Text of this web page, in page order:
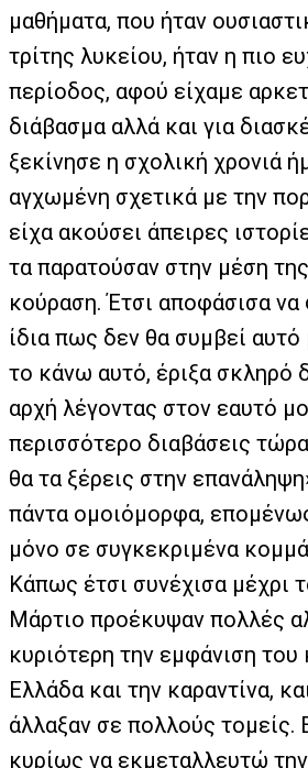
μαθήματα, που ήταν
τρίτης λυκείου, ήταν η πιο
περίοδος, αφού είχαμε
διάβασμα αλλά και για
ξεκίνησε η σχολική χρονιά
αγχωμένη σχετικά με την
είχα ακούσει άπειρες
τα παρατούσαν στην μέση
κούραση. Έτσι αποφάσισα
ίδια πως δεν θα συμβεί αυτό
το κάνω αυτό, έριξα σκληρό
αρχή λέγοντας στον εαυτό
περισσότερο διαβάσεις
θα τα ξέρεις στην
πάντα ομοιόμορφα,
μόνο σε συγκεκριμένα
Κάπως έτσι συνέχισα μέχρι
Μάρτιο προέκυψαν πολλές
κυριότερη την εμφάνιση
Ελλάδα και την καραντίνα,
άλλαξαν σε πολλούς τομείς.
κυρίως να εκμεταλλευτώ